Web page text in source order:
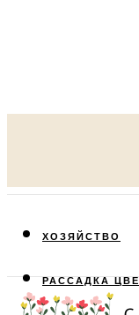
ХОЗЯЙСТВО
РАССАДКА